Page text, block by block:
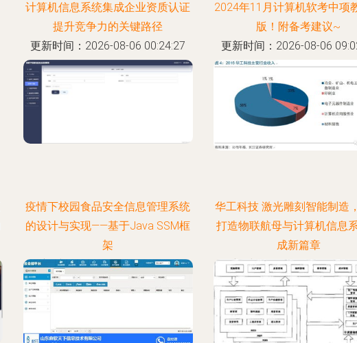
计算机信息系统集成企业资质认证
提升竞争力的关键路径
更新时间：2026-08-06 00:24:27
2024年11月计算机软考中项
版！附备考建议~
更新时间：2026-08-06
疫情下校园食品安全信息管理系统
的设计与实现——基于Java SSM框
架
更新时间：2026-08-06 06:24:45
华工科技 激光雕刻智能制造
打造物联航母与计算机信息
成新篇章
更新时间：2026-08-06